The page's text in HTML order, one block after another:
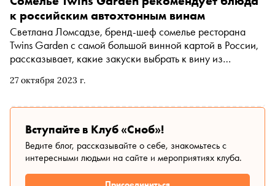
27 октября 2023 г.
к российским автохтонным винам
Светлана Ломсадзе, бренд-шеф сомелье ресторана
Twins Garden с самой большой винной картой в России,
рассказывает, какие закуски выбрать к вину из
цимлянскому черному, сибирьковому и красностопу
Вступайте в Клуб «Сноб»!
Ведите блог, рассказывайте о себе, знакомьтесь с
интересными людьми на сайте и мероприятиях клуба.